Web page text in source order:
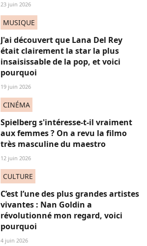
23 juin 2026
MUSIQUE
J'ai découvert que Lana Del Rey
était clairement la star la plus
insaisissable de la pop, et voici
pourquoi
19 juin 2026
CINÉMA
Spielberg s'intéresse-t-il vraiment
aux femmes ? On a revu la filmo
très masculine du maestro
12 juin 2026
CULTURE
C’est l’une des plus grandes artistes
vivantes : Nan Goldin a
révolutionné mon regard, voici
pourquoi
4 juin 2026